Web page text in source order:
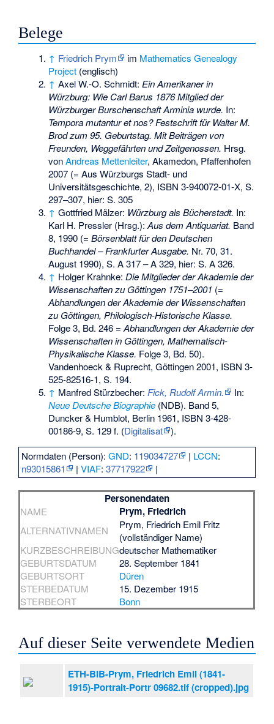
Belege
↑ Friedrich Prym im Mathematics Genealogy
Project (englisch)
↑ Axel W.-O. Schmidt:Ein Amerikaner in
Würzburg: Wie Carl Barus 1876 Mitglied der
Würzburger Burschenschaft Arminia wurde. In:
Tempora mutantur et nos? Festschrift für Walter M.
Brod zum 95. Geburtstag. Mit Beiträgen von
Freunden, Weggefährten und Zeitgenossen. Hrsg.
vonAndreas Mettenleiter, Akamedon, Pfaffenhofen
2007 (= Aus Würzburgs Stadt- und
Universitätsgeschichte, 2), ISBN 3-940072-01-X, S.
297–307, hier: S. 305
↑ Gottfried Mälzer: Würzburg als Bücherstadt. In:
Karl H. Pressler (Hrsg.):Aus dem Antiquariat. Band
8, 1990 (=Börsenblatt für den Deutschen
Buchhandel – Frankfurter Ausgabe. Nr. 70, 31.
August 1990), S. A 317 – A 329, hier: S. A 326.
↑ Holger Krahnke:Die Mitglieder der Akademie der
Wissenschaften zu Göttingen 1751–2001 (=
Abhandlungen der Akademie der Wissenschaften
zu Göttingen, Philologisch-Historische Klasse.
Folge 3, Bd. 246 =Abhandlungen der Akademie der
Wissenschaften in Göttingen, Mathematisch-
Physikalische Klasse. Folge 3, Bd. 50).
Vandenhoeck & Ruprecht, Göttingen 2001, ISBN 3-
525-82516-1, S. 194.
↑ Manfred Stürzbecher:Fick, Rudolf Armin.
In:
Neue Deutsche Biographie (NDB). Band 5,
Duncker & Humblot, Berlin 1961, ISBN 3-428-
00186-9, S. 129 f. (Digitalisat
).
Normdaten (Person):GND: 119034727 | LCCN:
n93015861
|VIAF:37717922 |
Personendaten
NAME Prym, Friedrich
ALTERNATIVNAMEN
Prym, Friedrich Emil Fritz
(vollständiger Name)
KURZBESCHREIBUNGdeutscher Mathematiker
GEBURTSDATUM
28. September 1841
GEBURTSORT
Düren
STERBEDATUM
15. Dezember 1915
STERBEORT
Bonn
Auf dieser Seite verwendete Medien
ETH-BIB-Prym, Friedrich Emil (1841-
1915)-Portrait-Portr 09682.tif (cropped).jpg